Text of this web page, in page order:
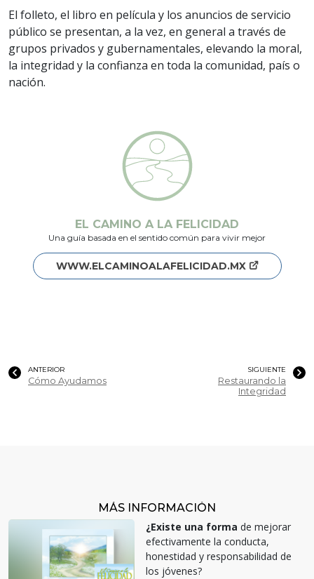
El folleto, el libro en película y los anuncios de servicio
público se presentan, a la vez, en general a través de
grupos privados y gubernamentales, elevando la moral,
la integridad y la confianza en toda la comunidad, país o
nación.
EL CAMINO A LA FELICIDAD
Una guía basada en el sentido común para vivir mejor
WWW.ELCAMINOALAFELICIDAD.MX
ANTERIOR
Cómo Ayudamos
SIGUIENTE
Restaurando la
Integridad
MÁS INFORMACIÓN
¿Existe una forma de mejorar
efectivamente la conducta,
honestidad y responsabilidad de
los jóvenes?